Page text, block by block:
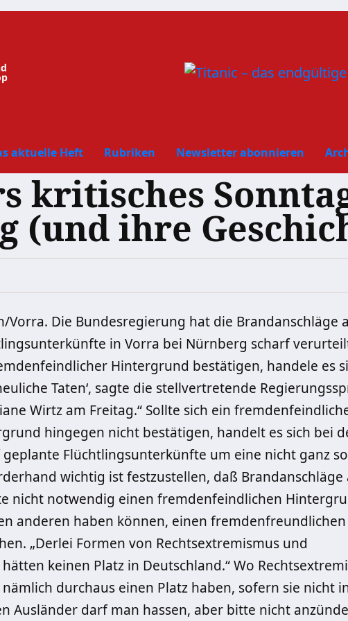
aktuelle Heft Rubriken Newsletter abonnieren
kritisches
(und ihre
Vorra. Die Bundesregierung hat die Brandanschläge
in Vorra bei Nürnberg scharf
Hintergrund bestätigen, handele es
Taten‘, sagte die stellvertretende
Wirtz am Freitag.“ Sollte sich ein
hingegen nicht bestätigen, handelt es sich bei
Flüchtlingsunterkünfte um eine nicht ganz
wichtig ist festzustellen, daß
nicht notwendig einen fremdenfeindlichen
anderen haben können, einen
„Derlei Formen von Rechtsextremismus und
keinen Platz in Deutschland.“ Wo
durchaus einen Platz haben, sofern sie nicht
Ausländer darf man hassen, aber bitte nicht